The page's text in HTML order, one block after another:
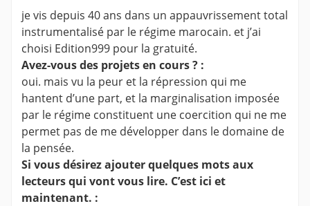
je vis depuis 40 ans dans un appauvrissement total
instrumentalisé par le régime marocain. et j’ai
choisi Edition999 pour la gratuité.
Avez-vous des projets en cours ? :
oui. mais vu la peur et la répression qui me
hantent d’une part, et la marginalisation imposée
par le régime constituent une coercition qui ne me
permet pas de me développer dans le domaine de
la pensée.
Si vous désirez ajouter quelques mots aux
lecteurs qui vont vous lire. C’est ici et
maintenant. :